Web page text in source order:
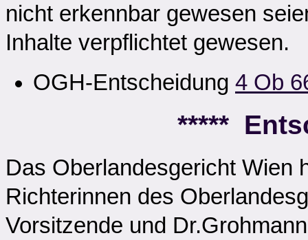
nicht erkennbar gewesen
Inhalte verpflichtet gewesen.
OGH-Entscheidung 4 Ob
*****
Das Oberlandesgericht Wien
Richterinnen des
Vorsitzende und